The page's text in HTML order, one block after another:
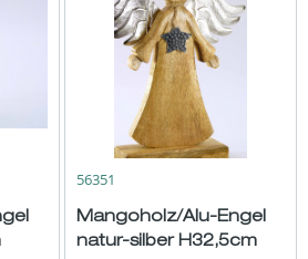
56351
Mangoholz/Alu-Engel
natur-silber H32,5cm